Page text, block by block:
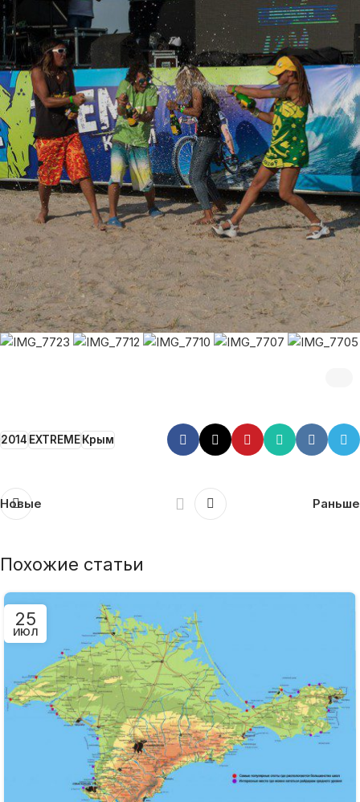
2014EXTREMEКрым
Новые Раньше
Похожие статьи
25
ИЮЛ